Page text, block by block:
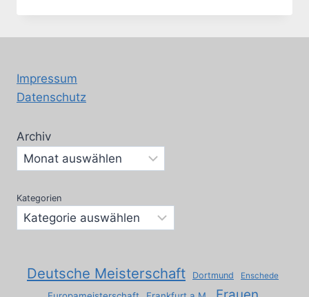
DEN
Impressum
Datenschutz
Archiv
Kategorien
Deutsche Meisterschaft Dortmund Enschede